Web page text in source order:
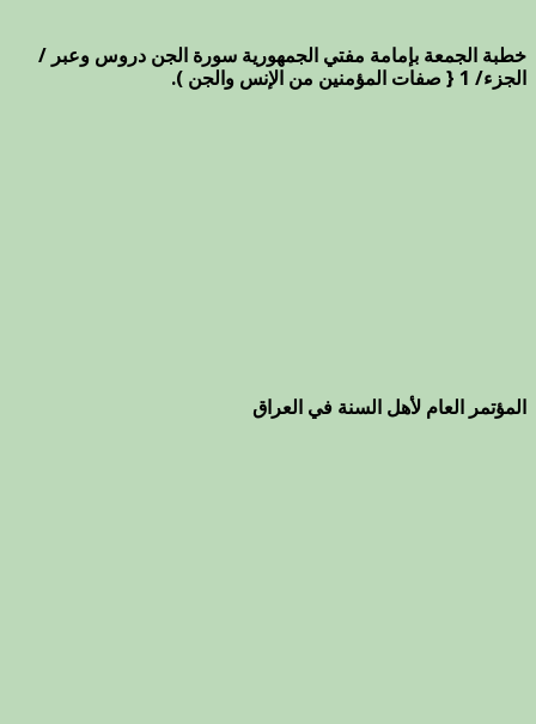
خطبة الجمعة بإمامة مفتي الجمهورية سورة الجن دروس وعبر /
الجزء/ 1 { صفات المؤمنين من الإنس والجن ).
المؤتمر العام لأهل السنة في العراق